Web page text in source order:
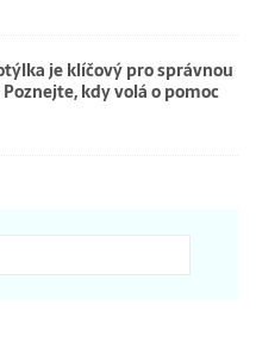
je klíčový pro správnou
kdy volá o pomoc